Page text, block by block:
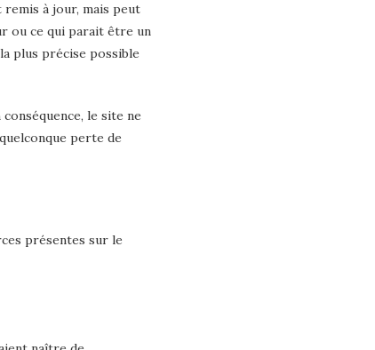
à jour, mais peut
ou ce qui parait être un
plus précise possible
le site ne
perte de
présentes sur le